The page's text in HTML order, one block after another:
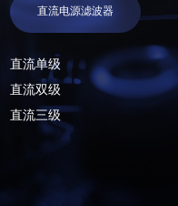
直流电源滤波器
直流单级
直流双级
直流三级